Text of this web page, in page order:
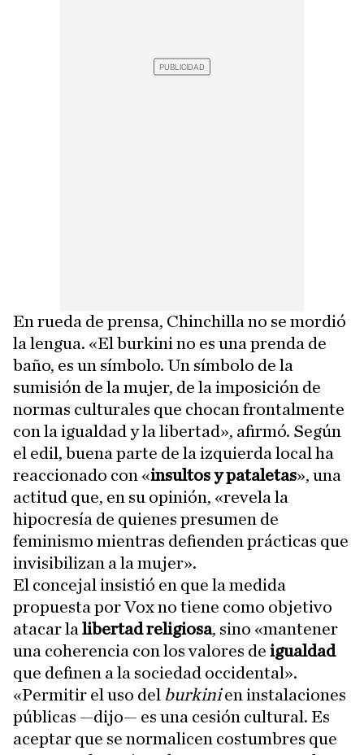
En rueda de prensa, Chinchilla no se mordió
la lengua. «El burkini no es una prenda de
baño, es un símbolo. Un símbolo de la
sumisión de la mujer, de la imposición de
normas culturales que chocan frontalmente
con la igualdad y la libertad», afirmó. Según
el edil, buena parte de la izquierda local ha
reaccionado con «insultos y pataletas», una
actitud que, en su opinión, «revela la
hipocresía de quienes presumen de
feminismo mientras defienden prácticas que
invisibilizan a la mujer».
El concejal insistió en que la medida
propuesta por Vox no tiene como objetivo
atacar la libertad religiosa, sino «mantener
una coherencia con los valores de igualdad
que definen a la sociedad occidental».
«Permitir el uso del burkinien instalaciones
públicas —dijo— es una cesión cultural. Es
aceptar que se normalicen costumbres que